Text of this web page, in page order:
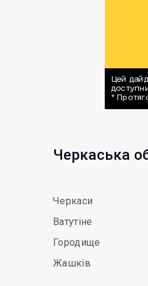
Черкаська
Черкаси
Ватутіне
Городище
Жашків